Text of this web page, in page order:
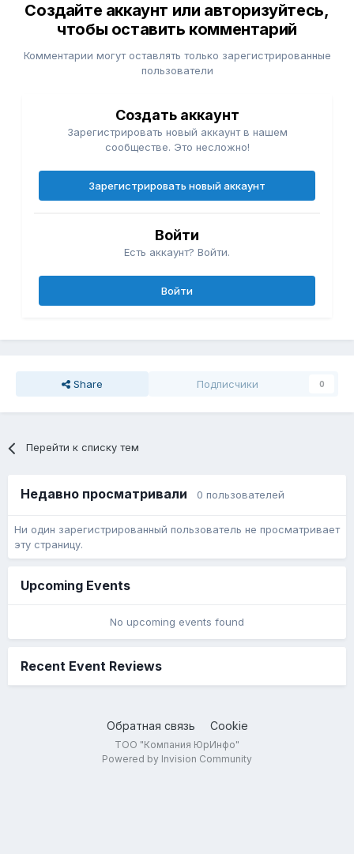
Создайте аккаунт или авторизуйтесь,
чтобы оставить комментарий
Комментарии могут оставлять только зарегистрированные
пользователи
Создать аккаунт
Зарегистрировать новый аккаунт в нашем
сообществе. Это несложно!
Зарегистрировать новый аккаунт
Войти
Есть аккаунт? Войти.
Войти
Share Подписчики 0
Перейти к списку тем
Недавно просматривали 0 пользователей
Ни один зарегистрированный пользователь не просматривает
эту страницу.
Upcoming Events
No upcoming events found
Recent Event Reviews
Обратная связь Cookie
ТОО "Компания ЮрИнфо"
Powered by Invision Community